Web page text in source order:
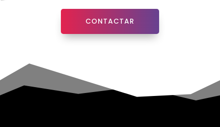
CONTACTAR